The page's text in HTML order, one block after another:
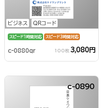
ビジネス QRコード
スピード1時間対応 スピード3時間対応
c-0880qr 100枚 3,080円
c-0890